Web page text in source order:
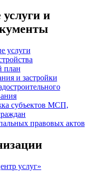
и
услуги
план
и застройки
субъектов МСП,
правовых актов
услуг»